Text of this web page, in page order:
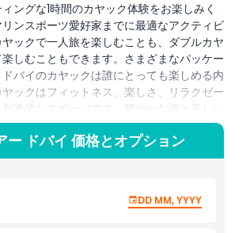
ングな1時間のカヤック体験をお楽しみく
ンスポーツ愛好家までに最適なアクティビ
ックで一人旅を楽しむことも、ダブルカヤ
しむこともできます。さまざまなパッケー
バイのカヤックは誰にとっても楽しめる内
ックはフィットネス、楽しさ、リラクゼー
激的なスポーツです。穏やかな海と美しい
屋外で過ごす忘れられないひとときを提供し
から海岸線の自然美まで、ドバイの見事な景
適です。この1時間のウォーターアクティビ
色を楽しめます。カヤックが初めての方も既
ロのスタッフのサポートを受けながら技術を
ー ドバイ 価格とオプション
DD MM, YYYY